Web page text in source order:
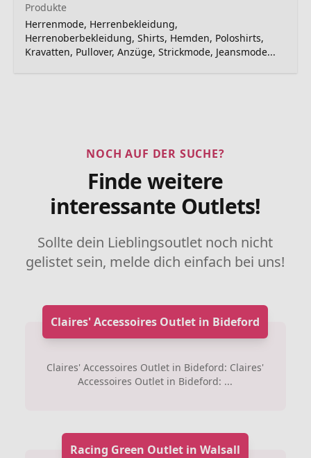
Produkte
Herrenmode, Herrenbekleidung,
Herrenoberbekleidung, Shirts, Hemden, Poloshirts,
Kravatten, Pullover, Anzüge, Strickmode, Jeansmode...
NOCH AUF DER SUCHE?
Finde weitere
interessante Outlets!
Sollte dein Lieblingsoutlet noch nicht
gelistet sein, melde dich einfach bei uns!
Claires' Accessoires Outlet in Bideford
Claires' Accessoires Outlet in Bideford: Claires'
Accessoires Outlet in Bideford: ...
Racing Green Outlet in Walsall